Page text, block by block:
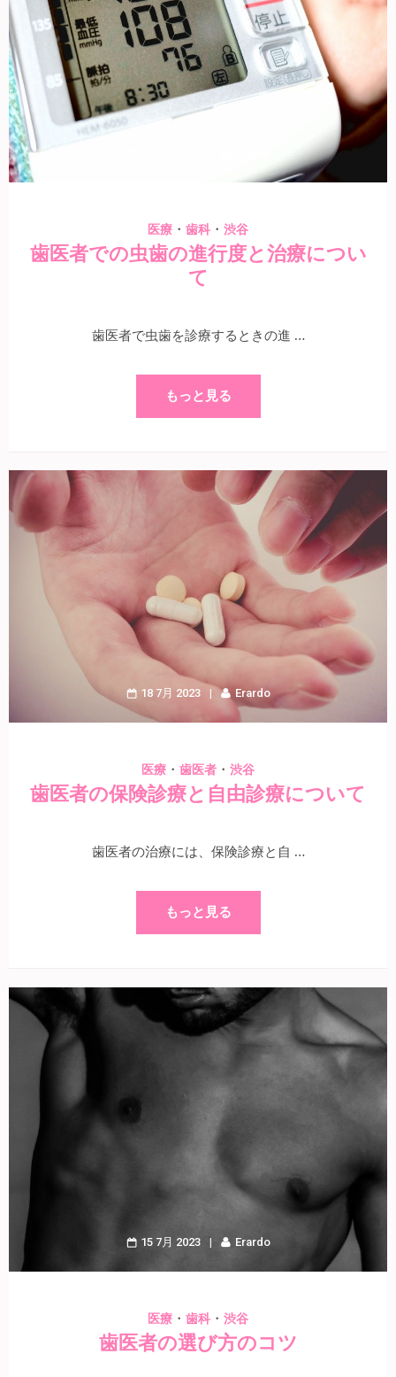
医療 ・ 歯科 ・ 渋谷
歯医者での虫歯の進行度と治療につい
て
歯医者で虫歯を診療するときの進 …
もっと見る
18 7月 2023 Erardo
医療 ・ 歯医者 ・ 渋谷
歯医者の保険診療と自由診療について
歯医者の治療には、保険診療と自 …
もっと見る
15 7月 2023 Erardo
医療 ・ 歯科 ・ 渋谷
歯医者の選び方のコツ